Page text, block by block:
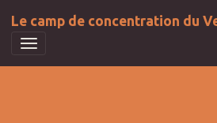
Le camp de concentration du